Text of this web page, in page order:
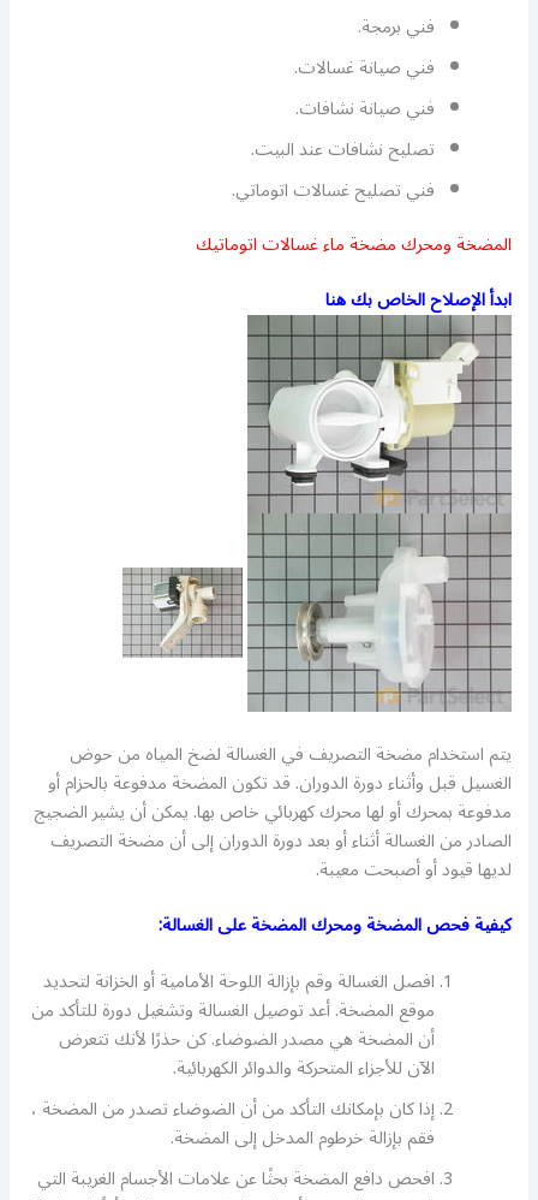
فني برمجة.
فني صيانة غسالات.
فني صيانة نشافات.
تصليح نشافات عند البيت.
فني تصليح غسالات اتوماتي.
المضخة ومحرك مضخة ماء غسالات اتوماتيك
ابدأ الإصلاح الخاص بك هنا
يتم استخدام مضخة التصريف في الغسالة لضخ المياه من حوض
الغسيل قبل وأثناء دورة الدوران. قد تكون المضخة مدفوعة بالحزام أو
مدفوعة بمحرك أو لها محرك كهربائي خاص بها. يمكن أن يشير الضجيج
الصادر من الغسالة أثناء أو بعد دورة الدوران إلى أن مضخة التصريف
لديها قيود أو أصبحت معيبة.
كيفية فحص المضخة ومحرك المضخة على الغسالة:
افصل الغسالة وقم بإزالة اللوحة الأمامية أو الخزانة لتحديد
موقع المضخة. أعد توصيل الغسالة وتشغيل دورة للتأكد من
أن المضخة هي مصدر الضوضاء. كن حذرًا لأنك تتعرض
الآن للأجزاء المتحركة والدوائر الكهربائية.
إذا كان بإمكانك التأكد من أن الضوضاء تصدر من المضخة ،
فقم بإزالة خرطوم المدخل إلى المضخة.
افحص دافع المضخة بحثًا عن علامات الأجسام الغريبة التي